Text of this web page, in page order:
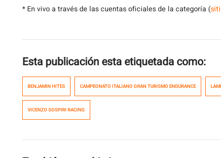
* En vivo a través de las cuentas oficiales de la categoría (
Esta publicación esta etiquetada como:
BENJAMIN HITES CAMPEONATO ITALIANO GRAN TURISMO ENDURANCE
VICENZO SOSPIRI RACING